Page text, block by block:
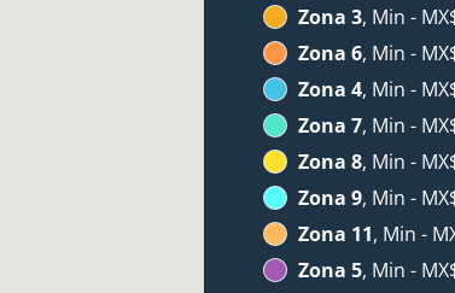
Zona 3, Min -
Zona 6, Min -
Zona 4, Min -
Zona 7, Min -
Zona 8, Min -
Zona 9, Min -
Zona 11, Min -
Zona 5, Min -